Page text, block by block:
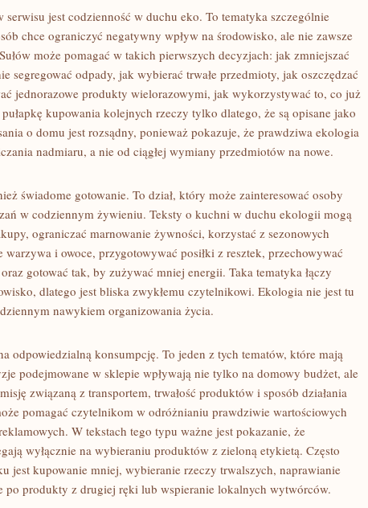
serwisu jest codzienność w duchu eko. To tematyka szczególnie
chce ograniczyć negatywny wpływ na środowisko, ale nie zawsze
może pomagać w takich pierwszych decyzjach: jak zmniejszać
segregować odpady, jak wybierać trwałe przedmioty, jak oszczędzać
jednorazowe produkty wielorazowymi, jak wykorzystywać to, co już
kupowania kolejnych rzeczy tylko dlatego, że są opisane jako
o domu jest rozsądny, ponieważ pokazuje, że prawdziwa ekologia
nadmiaru, a nie od ciągłej wymiany przedmiotów na nowe.
świadome gotowanie. To dział, który może zainteresować osoby
w codziennym żywieniu. Teksty o kuchni w duchu ekologii mogą
ograniczać marnowanie żywności, korzystać z sezonowych
i owoce, przygotowywać posiłki z resztek, przechowywać
gotować tak, by zużywać mniej energii. Taka tematyka łączy
dlatego jest bliska zwykłemu czytelnikowi. Ekologia nie jest tu
nawykiem organizowania życia.
odpowiedzialną konsumpcję. To jeden z tych tematów, które mają
podejmowane w sklepie wpływają nie tylko na domowy budżet, ale
związaną z transportem, trwałość produktów i sposób działania
pomagać czytelnikom w odróżnianiu prawdziwie wartościowych
W tekstach tego typu ważne jest pokazanie, że
wyłącznie na wybieraniu produktów z zieloną etykietą. Często
jest kupowanie mniej, wybieranie rzeczy trwalszych, naprawianie
po produkty z drugiej ręki lub wspieranie lokalnych wytwórców.